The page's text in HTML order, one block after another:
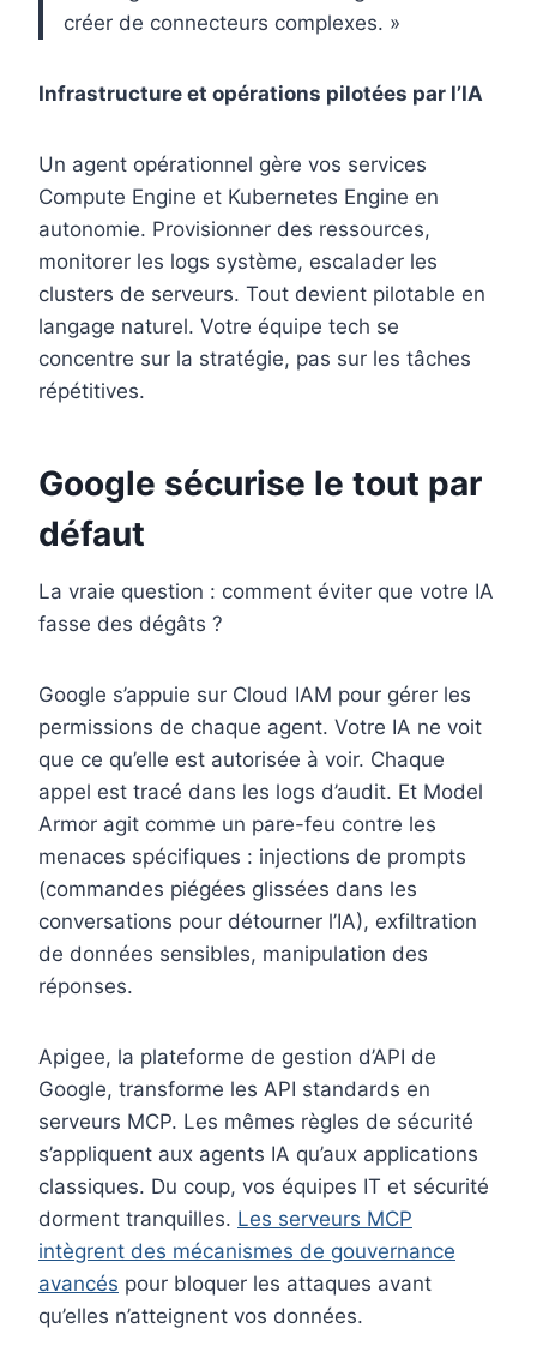
créer de connecteurs complexes. »
Infrastructure et opérations pilotées par l’IA
Un agent opérationnel gère vos services
Compute Engine et Kubernetes Engine en
autonomie. Provisionner des ressources,
monitorer les logs système, escalader les
clusters de serveurs. Tout devient pilotable en
langage naturel. Votre équipe tech se
concentre sur la stratégie, pas sur les tâches
répétitives.
Google sécurise le tout par
défaut
La vraie question : comment éviter que votre IA
fasse des dégâts ?
Google s’appuie sur Cloud IAM pour gérer les
permissions de chaque agent. Votre IA ne voit
que ce qu’elle est autorisée à voir. Chaque
appel est tracé dans les logs d’audit. Et Model
Armor agit comme un pare-feu contre les
menaces spécifiques : injections de prompts
(commandes piégées glissées dans les
conversations pour détourner l’IA), exfiltration
de données sensibles, manipulation des
réponses.
Apigee, la plateforme de gestion d’API de
Google, transforme les API standards en
serveurs MCP. Les mêmes règles de sécurité
s’appliquent aux agents IA qu’aux applications
classiques. Du coup, vos équipes IT et sécurité
dorment tranquilles. Les serveurs MCP
intègrent des mécanismes de gouvernance
avancés pour bloquer les attaques avant
qu’elles n’atteignent vos données.